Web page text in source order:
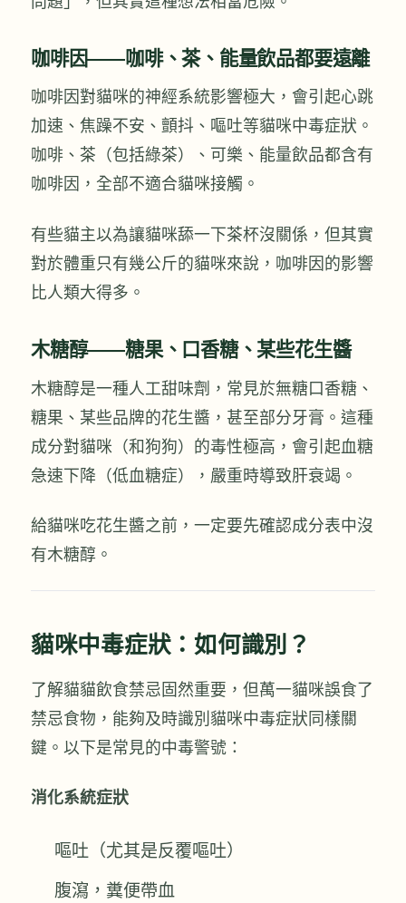
咖啡因——咖啡、茶、能量飲品都要遠離
咖啡因對貓咪的神經系統影響極大，會引起心跳
加速、焦躁不安、顫抖、嘔吐等貓咪中毒症狀。
咖啡、茶（包括綠茶）、可樂、能量飲品都含有
咖啡因，全部不適合貓咪接觸。
有些貓主以為讓貓咪舔一下茶杯沒關係，但其實
對於體重只有幾公斤的貓咪來說，咖啡因的影響
比人類大得多。
木糖醇——糖果、口香糖、某些花生醬
木糖醇是一種人工甜味劑，常見於無糖口香糖、
糖果、某些品牌的花生醬，甚至部分牙膏。這種
成分對貓咪（和狗狗）的毒性極高，會引起血糖
急速下降（低血糖症），嚴重時導致肝衰竭。
給貓咪吃花生醬之前，一定要先確認成分表中沒
有木糖醇。
貓咪中毒症狀：如何識別？
了解貓貓飲食禁忌固然重要，但萬一貓咪誤食了
禁忌食物，能夠及時識別貓咪中毒症狀同樣關
鍵。以下是常見的中毒警號：
消化系統症狀
嘔吐（尤其是反覆嘔吐）
腹瀉，糞便帶血